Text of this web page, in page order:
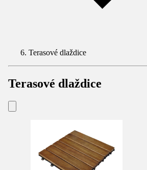
Terasové dlaždice
Terasové dlaždice